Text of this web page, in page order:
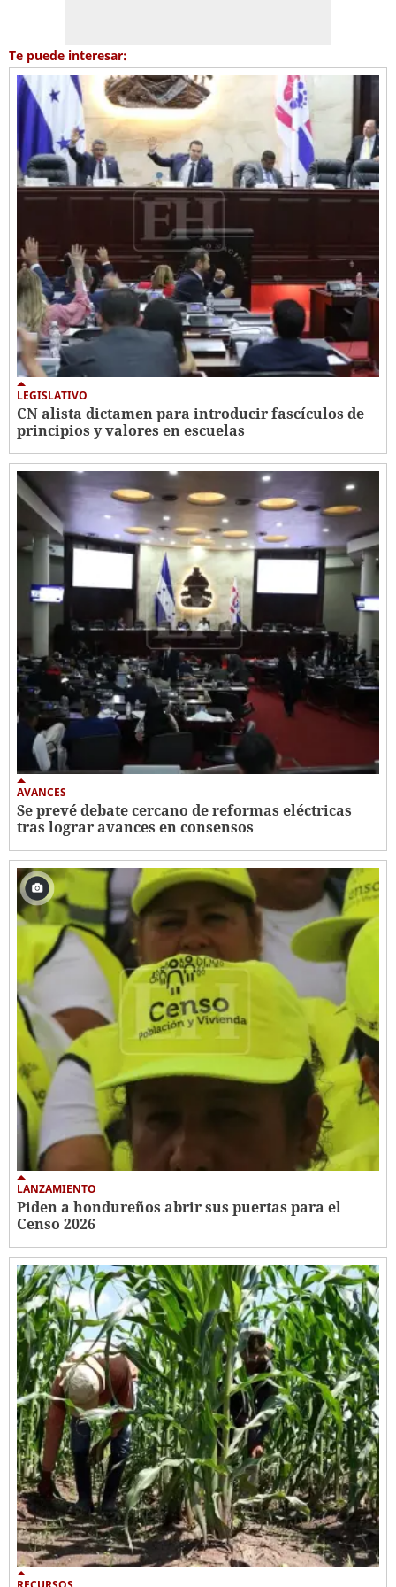
Te puede interesar:
LEGISLATIVO
CN alista dictamen para introducir fascículos de
principios y valores en escuelas
AVANCES
Se prevé debate cercano de reformas eléctricas
tras lograr avances en consensos
LANZAMIENTO
Piden a hondureños abrir sus puertas para el
Censo 2026